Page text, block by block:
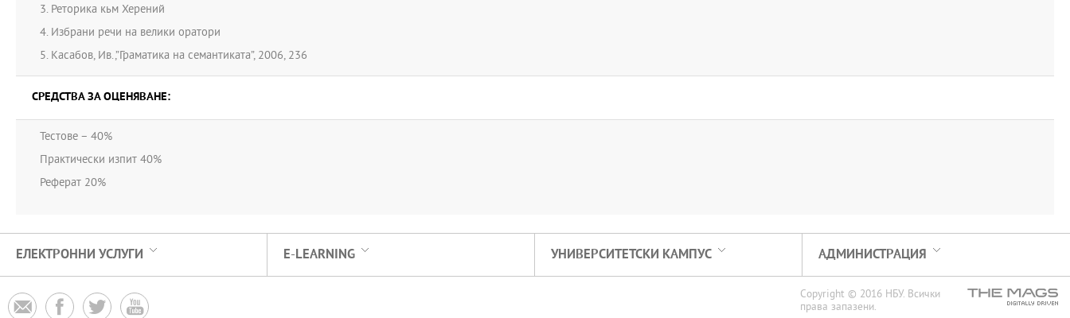
3. Реторика кьм Херений
4. Избрани речи на велики оратори
5. Касабов, Ив.,”Граматика на семантиката”, 2006, 236
СРЕДСТВА ЗА ОЦЕНЯВАНЕ:
Тестове – 40%
Практически изпит 40%
Реферат 20%
ЕЛЕКТРОННИ УСЛУГИ E-LEARNING УНИВЕРСИТЕТСКИ КАМПУС АДМИНИСТРАЦИЯ
   
Copyright © 2016 НБУ. Всички
права запазени.